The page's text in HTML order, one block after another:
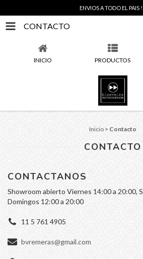
ENVIOS A TODO EL PAIS
CONTACTO
INICIO PRODUCTOS
Inicio > Contacto
CONTACTO
CONTACTANOS
Showroom abierto Viernes 14:00 a 20:00,
Domingos 12:00 a 20:00
11 5 761 4905
bvremeras@gmail.com